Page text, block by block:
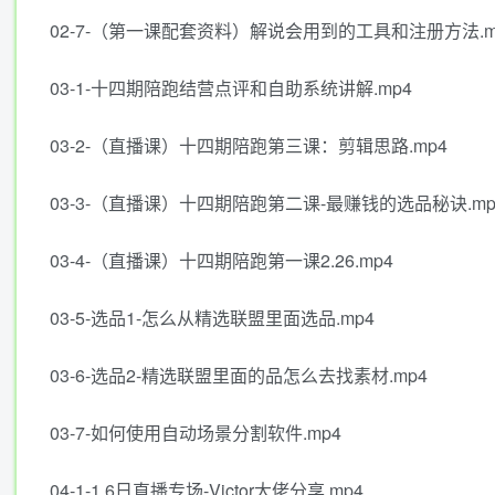
02-7-（第一课配套资料）解说会用到的工具和注册方法
03-1-十四期陪跑结营点评和自助系统讲解.mp4
03-2-（直播课）十四期陪跑第三课：剪辑思路.mp4
03-3-（直播课）十四期陪跑第二课-最赚钱的选品秘诀
03-4-（直播课）十四期陪跑第一课2.26.mp4
03-5-选品1-怎么从精选联盟里面选品.mp4
03-6-选品2-精选联盟里面的品怎么去找素材.mp4
03-7-如何使用自动场景分割软件.mp4